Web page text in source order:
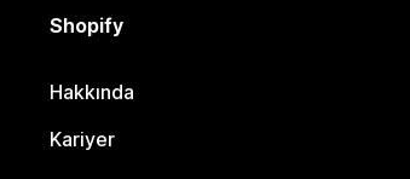
Shopify
Hakkında
Kariyer